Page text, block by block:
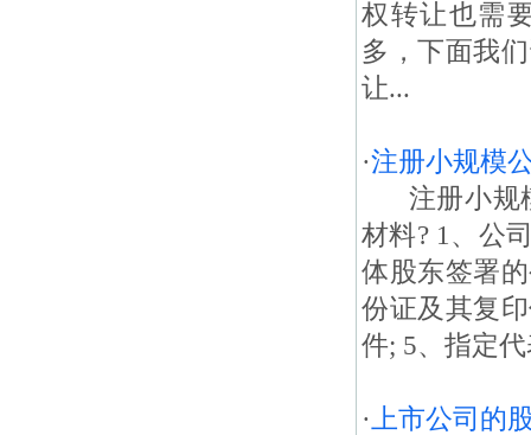
权转让也需
多，下面我
让...
·注册小规模
注册小规
材料? 1、公
体股东签署
份证及其复
件; 5、指定
· 上市公司的